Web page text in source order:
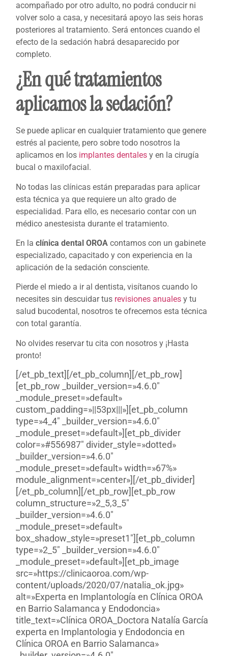
acompañado por otro adulto, no podrá conducir ni
volver solo a casa, y necesitará apoyo las seis horas
posteriores al tratamiento. Será entonces cuando el
efecto de la sedación habrá desaparecido por
completo.
¿En qué tratamientos
aplicamos la sedación?
Se puede aplicar en cualquier tratamiento que genere
estrés al paciente, pero sobre todo nosotros la
aplicamos en los implantes dentales y en la cirugía
bucal o maxilofacial.
No todas las clínicas están preparadas para aplicar
esta técnica ya que requiere un alto grado de
especialidad. Para ello, es necesario contar con un
médico anestesista durante el tratamiento.
En laclínica dental OROA contamos con un gabinete
especializado, capacitado y con experiencia en la
aplicación de la sedación consciente.
Pierde el miedo a ir al dentista, visítanos cuando lo
necesites sin descuidar tus revisiones anuales y tu
salud bucodental, nosotros te ofrecemos esta técnica
con total garantía.
No olvides reservartu cita con nosotros y ¡Hasta
pronto!
[/et_pb_text][/et_pb_column][/et_pb_row]
[et_pb_row _builder_version=»4.6.0″
_module_preset=»default»
custom_padding=»||53px|||»][et_pb_column
type=»4_4″ _builder_version=»4.6.0″
_module_preset=»default»][et_pb_divider
color=»#556987″ divider_style=»dotted»
_builder_version=»4.6.0″
_module_preset=»default» width=»67%»
module_alignment=»center»][/et_pb_divider]
[/et_pb_column][/et_pb_row][et_pb_row
column_structure=»2_5,3_5″
_builder_version=»4.6.0″
_module_preset=»default»
box_shadow_style=»preset1″][et_pb_column
type=»2_5″ _builder_version=»4.6.0″
_module_preset=»default»][et_pb_image
src=»https://clinicaoroa.com/wp-
content/uploads/2020/07/natalia_ok.jpg»
alt=»Experta en Implantología en Clínica OROA
en Barrio Salamanca y Endodoncia»
title_text=»Clínica OROA_Doctora Natalía García
experta en Implantologia y Endodoncia en
Clínica OROA en Barrio Salamanca»